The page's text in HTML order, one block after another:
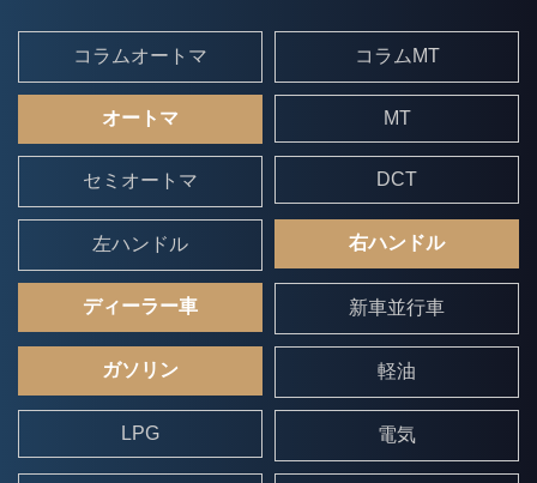
コラムオートマ コラムMT
オートマ MT
セミオートマ DCT
左ハンドル 右ハンドル
ディーラー車 新車並行車
ガソリン 軽油
LPG 電気